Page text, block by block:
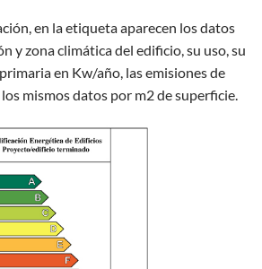
en la etiqueta aparecen los datos
y zona climática del edificio, su uso, su
en Kw/año, las emisiones de
mismos datos por m2 de superficie.